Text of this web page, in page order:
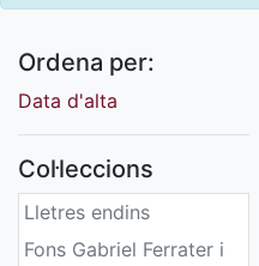
Ordena per:
Data d'alta
Col·leccions
Lletres endins
Fons Gabriel Ferrater i